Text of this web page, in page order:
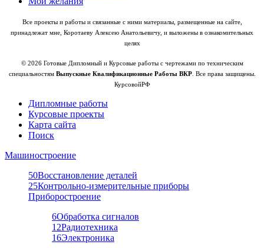
Все проекты и работы и связанные с ними материалы, размещенные на сайте,
принадлежат мне, Коротаеву Алексею Анатольевичу, и выложены в ознакомительных
целях
© 2026 Готовые Дипломный и Курсовые работы с чертежами по техническим
специальностям Выпускные Квалификационные Работы ВКР. Все права защищены.
КурсовойРФ
Дипломные работы
Курсовые проекты
Карта сайта
Поиск
Машиностроение
50Восстановление деталей
25Контрольно-измерительные приборы
Приборостроение
6Обработка сигналов
12Радиотехника
16Электроника